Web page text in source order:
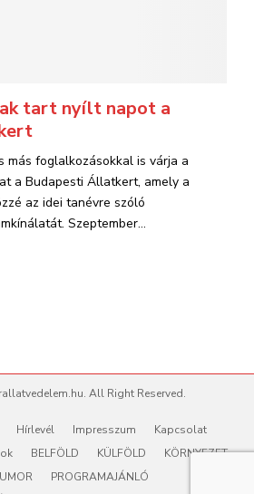
tart nyílt napot a
más foglalkozásokkal is várja a
a Budapesti Állatkert, amely a
az idei tanévre szóló
Szeptember...
All Right Reserved.
Hírlevél Impresszum
Kapcsolat
BELFÖLD KÜLFÖLD
KÖRNYEZET
PROGRAMAJÁNLÓ